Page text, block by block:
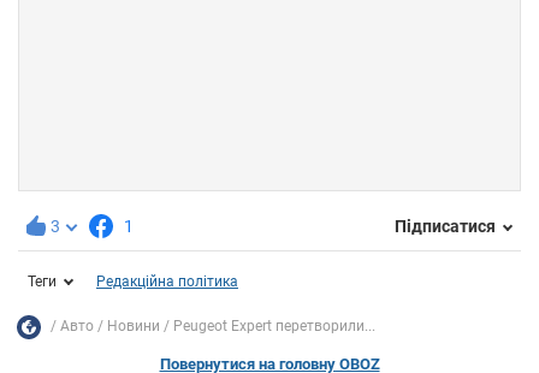
3 1 Підписатися
Теги Редакційна політика
Авто Новини Peugeot Expert перетворили...
Повернутися на головну OBOZ